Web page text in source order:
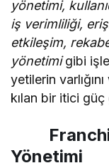
yönetimi,
iş verimliliği,
etkileşim,
yönetimigibi
yetilerin
kılan bir itici
Yönetimi